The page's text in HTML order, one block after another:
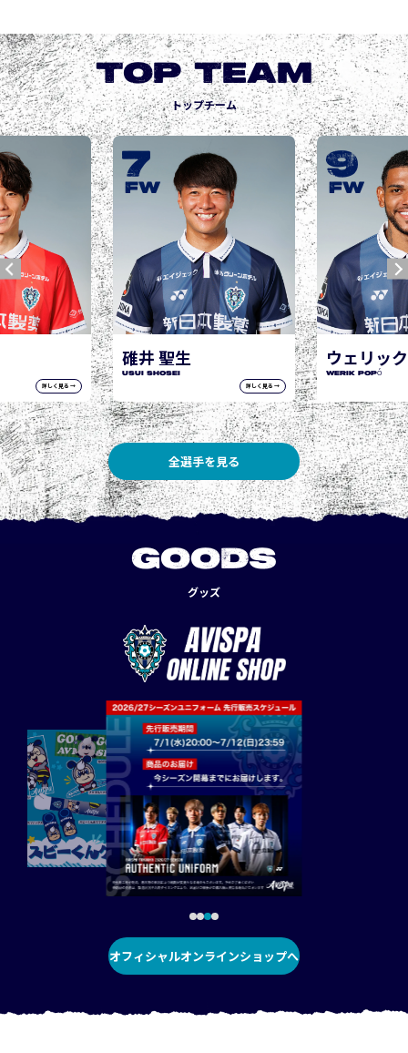
TOP TEAM
トップチーム
詳しく見る →
ウェリック ポポ
WERIK POPÓ
詳しく見る →
9
FW
城後 寿
JOGO Hisashi
10
FW
全選手を見る
GOODS
グッズ
オフィシャルオンラインショップへ